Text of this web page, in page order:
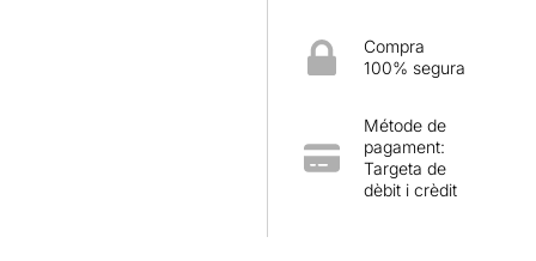
Compra
100% segura
Métode de
pagament:
Targeta de
dèbit i crèdit